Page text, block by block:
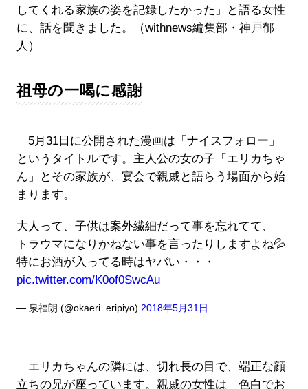
してくれる家族の姿を記録したかった」と語る女性
に、話を聞きました。（withnews編集部・神戸郁
人）
祖母の一喝に感謝
5月31日に公開された漫画は「ナイスフォロー」
というタイトルです。主人公の女の子「エリカちゃ
ん」とその家族が、宴会で親戚と語らう場面から始
まります。
大人って、子供は案外繊細だって事を忘れてて、
トラウマになりかねない事を言ったりしますよね💦
特にお酒が入ってる時はヤバい・・・
pic.twitter.com/K0of0SwcAu
— 泉福朗 (@okaeri_eripiyo) 2018年5月31日
エリカちゃんの隣には、切れ長の目で、端正な顔
立ちの兄が座っています。親戚の女性は「色白でお